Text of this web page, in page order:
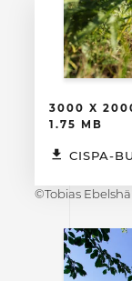
3000 X
1.75 MB
CISPA-
©Tobias